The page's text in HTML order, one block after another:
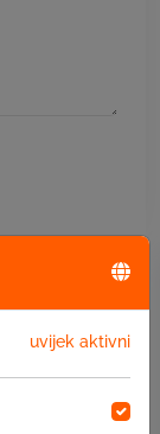
uvijek aktivni